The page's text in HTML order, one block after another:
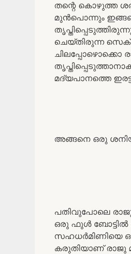
തന്റെ കൊഴുത്ത
മുൻപൊന്നും
ചെയ്തിരുന്ന
ചിലപ്പോഴൊക്കൊ
മദ്യപാനത്തെ
അങ്ങനെ ഒരു
പതിവുപോലെ രാജു
ഒരു ഫുൾ ബോട്ടിൽ
സഹധർമിണിയെ
കരുതിയാണ് രാജു